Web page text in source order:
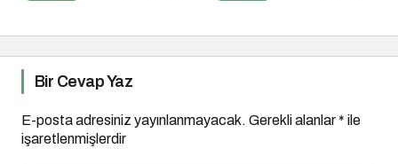
Bir Cevap Yaz
E-posta adresiniz yayınlanmayacak. Gerekli alanlar* ile
işaretlenmişlerdir